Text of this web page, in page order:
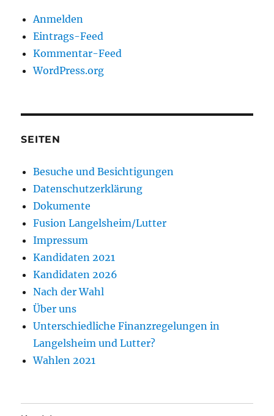
Anmelden
Eintrags-Feed
Kommentar-Feed
WordPress.org
SEITEN
Besuche und Besichtigungen
Datenschutzerklärung
Dokumente
Fusion Langelsheim/Lutter
Impressum
Kandidaten 2021
Kandidaten 2026
Nach der Wahl
Über uns
Unterschiedliche Finanzregelungen in
Langelsheim und Lutter?
Wahlen 2021